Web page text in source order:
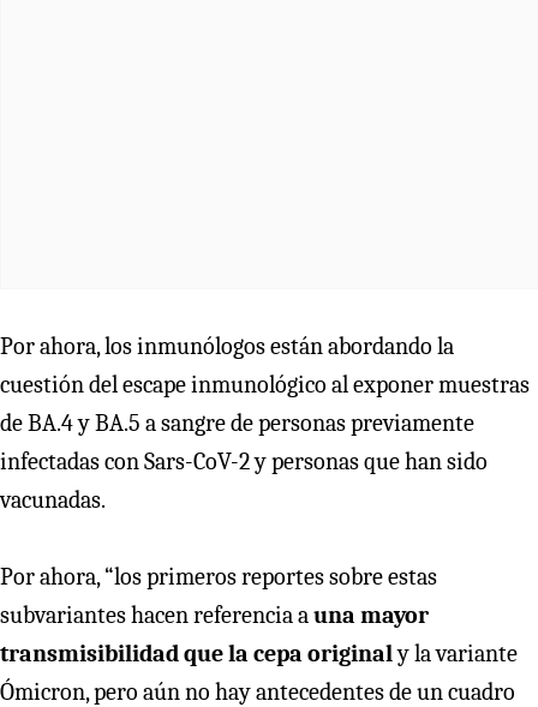
Por ahora, los inmunólogos están abordando la
cuestión del escape inmunológico al exponer muestras
de BA.4 y BA.5 a sangre de personas previamente
infectadas con Sars-CoV-2 y personas que han sido
vacunadas.
Por ahora, “los primeros reportes sobre estas
subvariantes hacen referencia auna mayor
transmisibilidad que la cepa originaly la variante
Ómicron, pero aún no hay antecedentes de un cuadro